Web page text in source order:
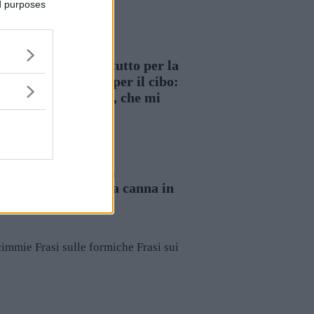
purposes
e soprattutto per la
di droghe. Vale per il cibo:
di scimmia, che mi
facevano uso di
mai fumato una canna in
Frasi sulle formiche Frasi sui